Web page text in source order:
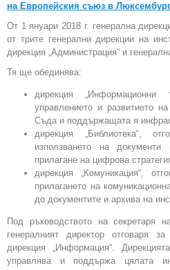
на Европейския съюз в Люксембург
От 1 януари 2018 г. генерална
от трите генерални дирекции на
дирекция „Администрация“ и
Тя ще обединява:
дирекция „Информационни
управлението и развитието
Съда и поддържащата я
дирекция „Библиотека“,
използването на
прилагане на цифрова
дирекция „Комуникация“,
прилагането на
до документите и архива на
Под ръководството на секретаря
генералният директор отговаря
дирекция „Информация“.
управлява и поддържа цялата